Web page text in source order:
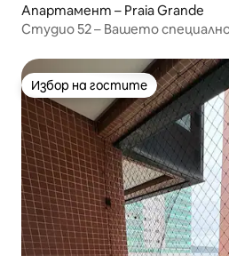
Апартамент – Praia Grande
Студио 52 – Вашето
Избор на гостите
Избор на гостите